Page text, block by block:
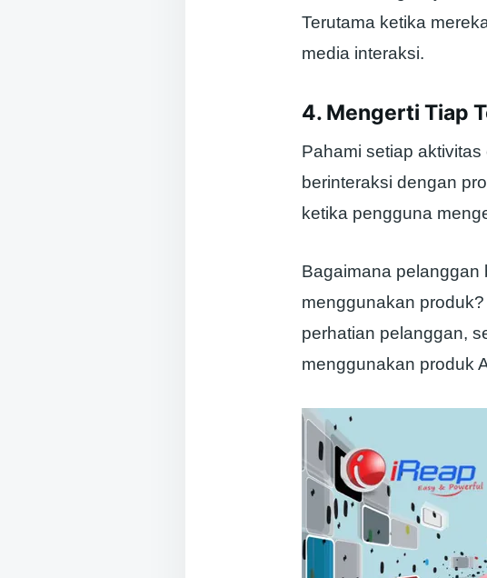
Terutama ketika
media interaksi.
4. Mengerti Tiap
Pahami setiap
berinteraksi dengan
ketika pengguna
Bagaimana pelanggan
menggunakan
perhatian pelanggan,
menggunakan produk